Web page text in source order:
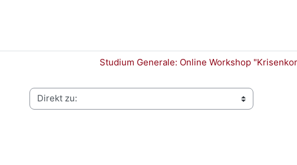
Studium Generale: Online Workshop
Direkt zu: